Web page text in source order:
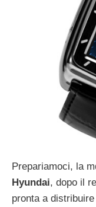
Prepariamoci, la
Hyundai, dopo il
pronta a